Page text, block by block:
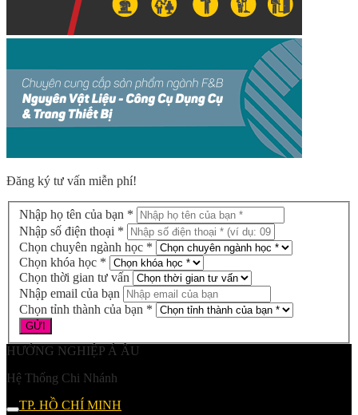
Đăng ký tư vấn miễn phí!
Nhập họ tên của bạn *
Nhập số điện thoại *
Chọn chuyên ngành học *
Chọn khóa học *
Chọn thời gian tư vấn
Nhập email của bạn
Chọn tỉnh thành của bạn *
HƯỚNG NGHIỆP Á ÂU
Hệ Thống Chi Nhánh
TP. HỒ CHÍ MINH